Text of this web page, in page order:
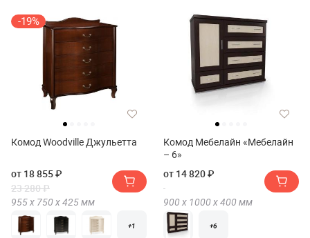
-19%
Комод Woodville Джульетта
от 18 855 ₽
23 280 ₽
955 х 750 х425мм
+1
Комод Мебелайн «Мебелайн
– 6»
от 14 820 ₽
900 х 1000 х400 мм
+6